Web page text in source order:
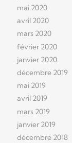
mai 2020
avril 2020
mars 2020
février 2020
janvier 2020
décembre 2019
mai 2019
avril 2019
mars 2019
janvier 2019
décembre 2018